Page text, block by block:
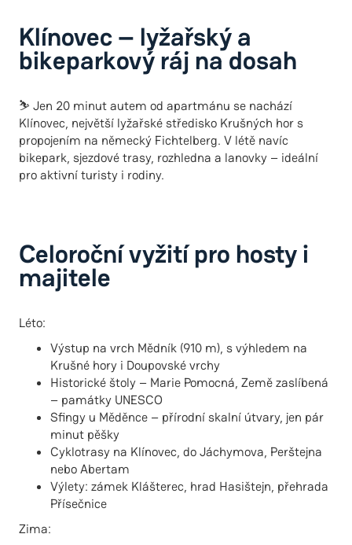
Klínovec – lyžařský a
bikeparkový ráj na dosah
⛷️ Jen 20 minut autem od apartmánu se nachází
Klínovec, největší lyžařské středisko Krušných hor s
propojením na německý Fichtelberg. V létě navíc
bikepark, sjezdové trasy, rozhledna a lanovky – ideální
pro aktivní turisty i rodiny.
Celoroční vyžití pro hosty i
majitele
Léto:
Výstup na vrch Mědník (910 m), s výhledem na
Krušné hory i Doupovské vrchy
Historické štoly – Marie Pomocná, Země zaslíbená
– památky UNESCO
Sfingy u Měděnce – přírodní skalní útvary, jen pár
minut pěšky
Cyklotrasy na Klínovec, do Jáchymova, Perštejna
nebo Abertam
Výlety: zámek Klášterec, hrad Hasištejn, přehrada
Přísečnice
Zima: